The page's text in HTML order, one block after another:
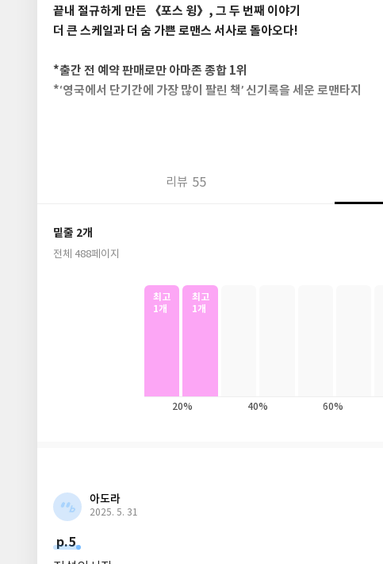
끝내 절규하게 만든 《포스 윙》, 그 두 번째 이야기
더 큰 스케일과 더 숨 가쁜 로맨스 서사로 돌아오다!
*출간 전 예약 판매로만 아마존 종합 1위
*‘영국에서 단기간에 가장 많이 팔린 책’ 신기록을 세운 로맨타지
2023년 ‘아마존 올해의 책’으로 전 세계를 ‘은빛 팬덤’으로 물들인
즈로 평가받았는데, 이는 대망의 후속편 《아이언 플레임》의 몫이
예약 판매만으로 아마존 종합 베스트셀러 1위에 오르며 독자들의
은, 매력적인 드래곤들과 라이더들이 켜켜이 쌓아 올리는 연대와
감 있는 전개와 재미를 선보인다. 바스지아스 군사학교에서 벌어지
기에 사춘기를 맞은 ‘금빛 드래곤’ 앤다나의 격변까지, 《포스 윙》
리뷰 55
밑줄 2개
전체 488페이지
최고
1개
최고
1개
20% 40% 60%
아도라
2025. 5. 31
p.5